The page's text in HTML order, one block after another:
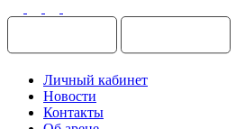
Личный кабинет
Новости
Контакты